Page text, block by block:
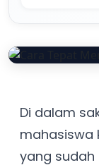
Di dalam
mahasiswa
yang sudah